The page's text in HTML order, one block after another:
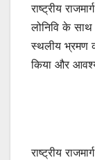
राष्ट्रीय
लोनिवि के साथ
स्थलीय भ्रमण
किया और
राष्ट्रीय